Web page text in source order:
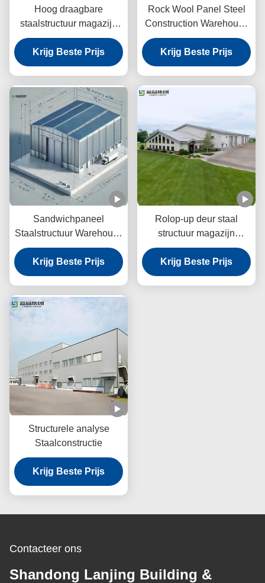
Hoog draagbare
staalstructuur magazijn
grafisch ontwerp
voorgeverfd staal
Krijg Beste Prijs
Rock Wool Panel Steel
Construction Warehouse
Lichtgewicht Structuur CE
Krijg Beste Prijs
Sandwichpaneel
Staalstructuur Warehouse
Corrosion Resistant
Q355b Q235b
Krijg Beste Prijs
Rolop-up deur staal
structuur magazijn
gebouw
aardbevingsbestendige
Krijg Beste Prijs
Structurele analyse
Staalconstructie
Krijg Beste Prijs
Contacteer ons
Shandong Lanjing Building &